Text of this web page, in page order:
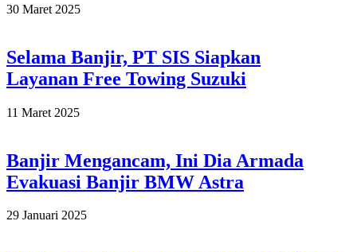
2025-
30 Maret 2025
Selama Banjir, PT SIS Siapkan
Layanan Free Towing Suzuki
2025-
11 Maret 2025
Banjir Mengancam, Ini Dia Armada
Evakuasi Banjir BMW Astra
2025-
29 Januari 2025